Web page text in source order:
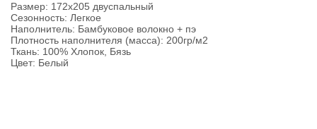
Размер: 172х205 двуспальный
Сезонность: Легкое
Наполнитель: Бамбуковое волокно + пэ
Плотность наполнителя (масса): 200гр/м2
Ткань: 100% Хлопок, Бязь
Цвет: Белый